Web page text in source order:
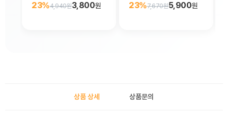
23%4,940원3,800원 23%7,670원5,900원
상품 상세 상품문의